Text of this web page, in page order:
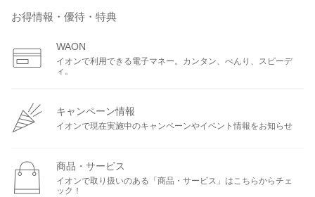
お得情報・優待・特典
WAON
イオンで利用できる電子マネー。カンタン、べんり、スピーデ
ィ。
キャンペーン情報
イオンで現在実施中のキャンペーンやイベント情報をお知らせ
商品・サービス
イオンで取り扱いのある「商品・サービス」はこちらからチェ
ック！